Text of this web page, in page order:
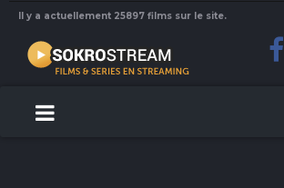
Il y a actuellement 25897 films sur le site.